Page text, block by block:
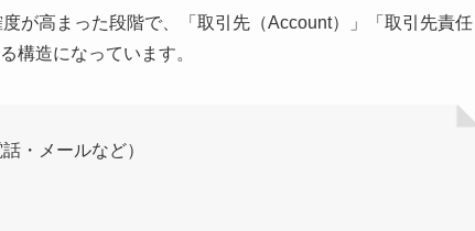
が高まった段階で、「取引先（Account）」「取引先責任
構造になっています。
・メールなど）